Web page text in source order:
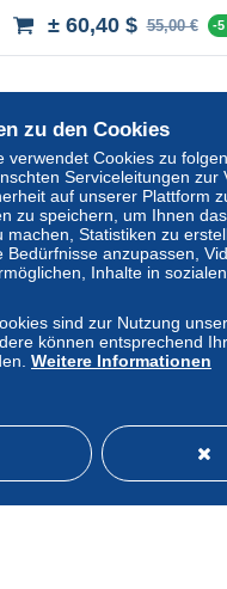
± 60,40 $ 55,00 € -5
€120
± 10,98 $
zu den Cookies
verwendet Cookies zu
Serviceleitungen zur
auf unserer Plattform
zu speichern, um Ihnen
machen, Statistiken zu
Bedürfnisse anzupassen,
Inhalte in
sind zur Nutzung
können entsprechend
Weitere Informationen